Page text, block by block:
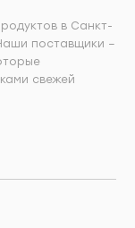
в Санкт-
поставщики –
свежей